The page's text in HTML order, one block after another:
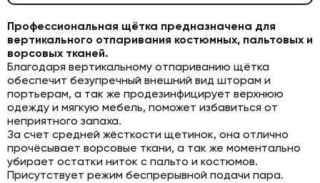
Профессиональная щётка предназначена для
вертикального отпаривания костюмных, пальтовых и
ворсовых тканей.
Благодаря вертикальному отпариванию щётка
обеспечит безупречный внешний вид шторам и
портьерам, а так же продезинфицирует верхнюю
одежду и мягкую мебель, поможет избавиться от
неприятного запаха.
За счет средней жёсткости щетинок, она отлично
прочёсывает ворсовые ткани, а так же моментально
убирает остатки ниток с пальто и костюмов.
Присутствует режим беспрерывной подачи пара.